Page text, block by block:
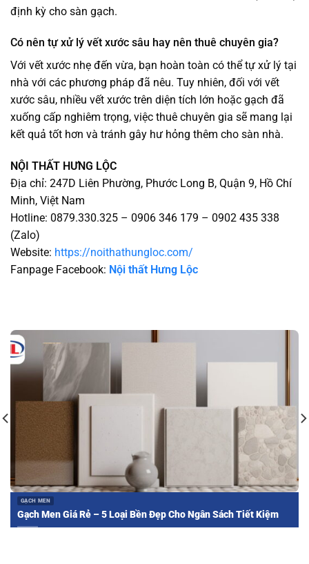
định kỳ cho sàn gạch.
Có nên tự xử lý vết xước sâu hay nên thuê chuyên gia?
Với vết xước nhẹ đến vừa, bạn hoàn toàn có thể tự xử lý tại
nhà với các phương pháp đã nêu. Tuy nhiên, đối với vết
xước sâu, nhiều vết xước trên diện tích lớn hoặc gạch đã
xuống cấp nghiêm trọng, việc thuê chuyên gia sẽ mang lại
kết quả tốt hơn và tránh gây hư hỏng thêm cho sàn nhà.
NỘI THẤT HƯNG LỘC
Địa chỉ: 247D Liên Phường, Phước Long B, Quận 9, Hồ Chí
Minh, Việt Nam
Hotline: 0879.330.325 – 0906 346 179 – 0902 435 338
(Zalo)
Website: https://noithathungloc.com/
Fanpage Facebook: Nội thất Hưng Lộc
GẠCH MEN
Gạch Men Giá Rẻ – 5 Loại Bền Đẹp Cho Ngân Sách Tiết Kiệm